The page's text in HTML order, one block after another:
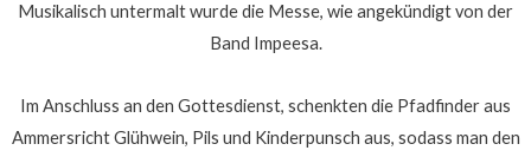
Musikalisch untermalt wurde die Messe, wie angekündigt von der
Band Impeesa.
Im Anschluss an den Gottesdienst, schenkten die Pfadfinder aus
Ammersricht Glühwein, Pils und Kinderpunsch aus, sodass man den